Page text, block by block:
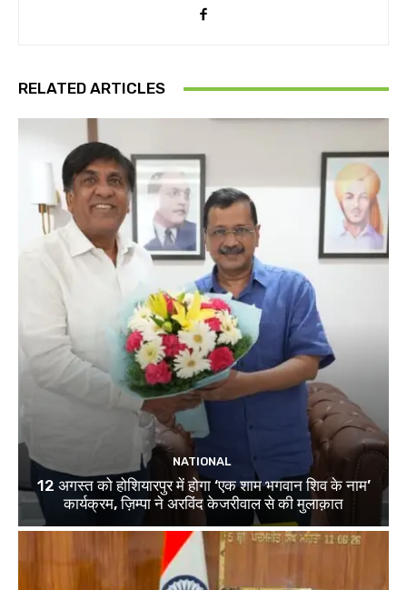
RELATED ARTICLES
NATIONAL
12 अगस्त को होशियारपुर में होगा ‘एक शाम भगवान शिव के नाम’
कार्यक्रम, ज़िम्पा ने अरविंद केजरीवाल से की मुलाक़ात